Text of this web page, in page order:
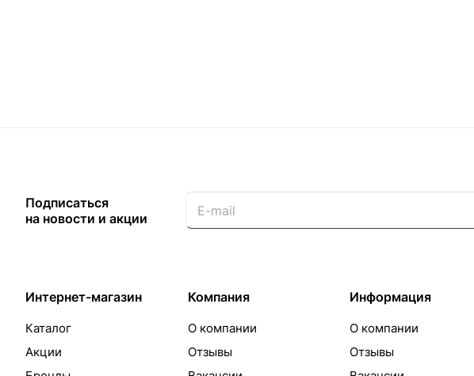
Подписаться
на новости и акции
Интернет-магазин
Каталог
Акции
Компания
О компании
Отзывы
Информация
О компании
Отзывы